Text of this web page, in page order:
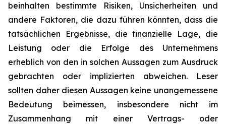
beinhalten bestimmte Risiken, Unsicherheiten und
andere Faktoren, die dazu führen könnten, dass die
tatsächlichen Ergebnisse, die finanzielle Lage, die
Leistung oder die Erfolge des Unternehmens
erheblich von den in solchen Aussagen zum Ausdruck
gebrachten oder implizierten abweichen. Leser
sollten daher diesen Aussagen keine unangemessene
Bedeutung beimessen, insbesondere nicht im
Zusammenhang mit einer Vertrags- oder